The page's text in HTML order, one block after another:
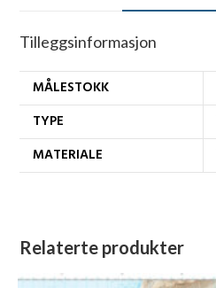
Tilleggsinformasjon
MÅLESTOKK
TYPE
MATERIALE
Relaterte produkter